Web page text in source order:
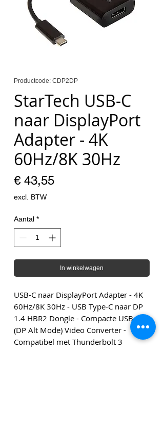
Productcode: CDP2DP
StarTech USB-C
naar DisplayPort
Adapter - 4K
60Hz/8K 30Hz
€ 43,55Prijs
excl. BTW
Aantal *
In winkelwagen
USB-C naar DisplayPort Adapter - 4K
60Hz/8K 30Hz - USB Type-C naar DP
1.4 HBR2 Dongle - Compacte USB-C
(DP Alt Mode) Video Converter -
Compatibel met Thunderbolt 3